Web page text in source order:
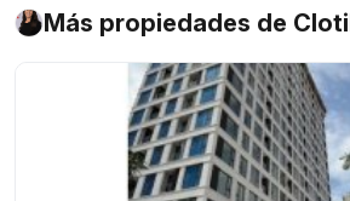
Más propiedades de